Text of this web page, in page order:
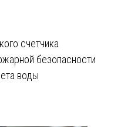
счетчика
безопасности
воды